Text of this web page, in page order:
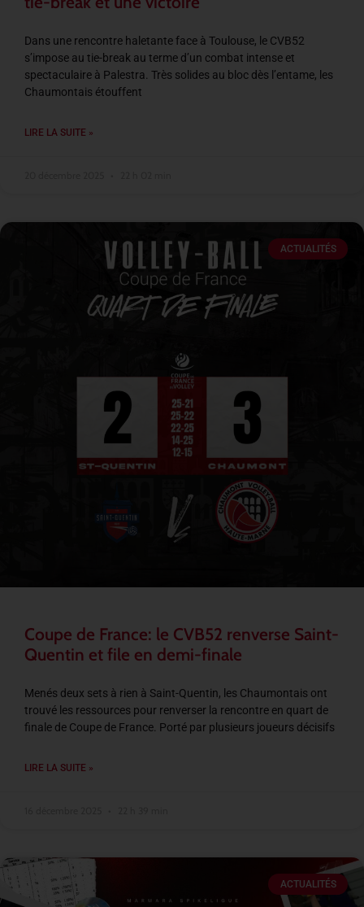
Dans une rencontre haletante face à Toulouse, le CVB52
s’impose au tie-break au terme d’un combat intense et
spectaculaire à Palestra. Très solides au bloc dès l’entame, les
Chaumontais étouffent
LIRE LA SUITE »
ACTUALITÉS
Coupe de France: le CVB52 renverse Saint-
Quentin et file en demi-finale
Menés deux sets à rien à Saint-Quentin, les Chaumontais ont
trouvé les ressources pour renverser la rencontre en quart de
finale de Coupe de France. Porté par plusieurs joueurs décisifs
LIRE LA SUITE »
ACTUALITÉS